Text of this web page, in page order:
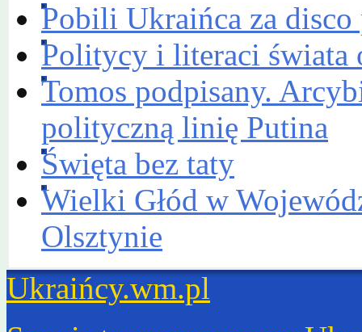
Pobili Ukraińca za disco
Politycy i literaci świata
Tomos podpisany.
polityczną linię Putina
Święta bez taty
Wielki Głód w
Olsztynie
Ukraińcy.wm.pl